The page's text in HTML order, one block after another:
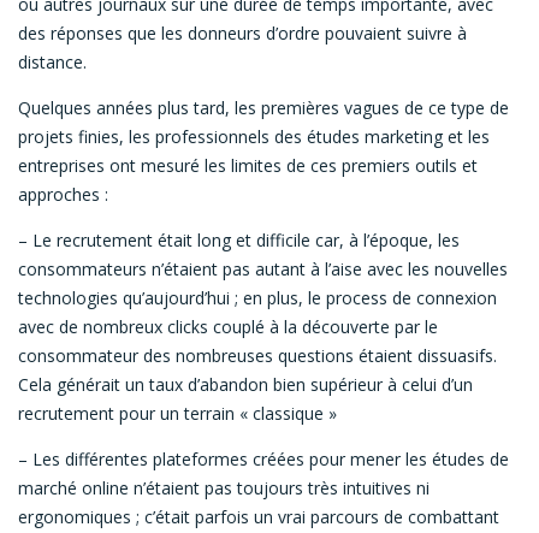
des réponses que les donneurs d’ordre pouvaient suivre à
distance.
Quelques années plus tard, les premières vagues de ce type de
projets finies, les professionnels des études marketing et les
entreprises ont mesuré les limites de ces premiers outils et
approches :
– Le recrutement était long et difficile car, à l’époque, les
consommateurs n’étaient pas autant à l’aise avec les nouvelles
technologies qu’aujourd’hui ; en plus, le process de connexion
avec de nombreux clicks couplé à la découverte par le
consommateur des nombreuses questions étaient dissuasifs.
Cela générait un taux d’abandon bien supérieur à celui d’un
recrutement pour un terrain « classique »
– Les différentes plateformes créées pour mener les études de
marché online n’étaient pas toujours très intuitives ni
ergonomiques ; c’était parfois un vrai parcours de combattant